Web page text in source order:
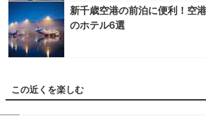
新千歳空港の前泊に便利！空
のホテル6選
この近くを楽しむ